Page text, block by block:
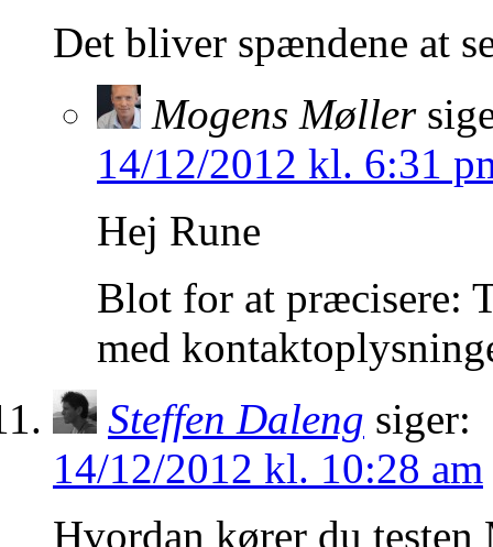
Det bliver spændene at
Mogens Møller
14/12/2012 kl. 6:31
Hej Rune
Blot for at præcisere:
med
Steffen Daleng siger:
14/12/2012 kl. 10:28 am
Hvordan kører du